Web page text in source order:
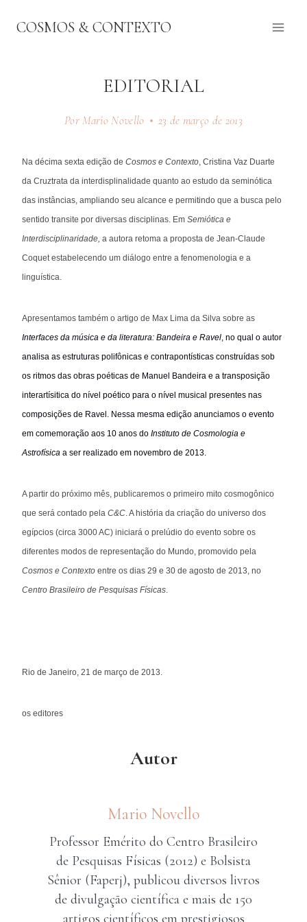
paraCOSMOS & CONTEXTO
EDITORIAL
Por Mario Novello 23 de março de 2013
Na décima sexta edição de Cosmos e Contexto, Cristina Vaz Duarte
da Cruztrata da interdisplinalidade quanto ao estudo da seminótica
das instâncias, ampliando seu alcance e permitindo que a busca pelo
sentido transite por diversas disciplinas. Em Semiótica e
Interdisciplinaridade, a autora retoma a proposta de Jean-Claude
Coquet estabelecendo um diálogo entre a fenomenologia e a
linguística.
Apresentamos também o artigo de Max Lima da Silva sobre as
Interfaces da música e da literatura: Bandeira e Ravel, no qual o autor
analisa as estruturas polifônicas e contrapontísticas construídas sob
os ritmos das obras poéticas de Manuel Bandeira e a transposição
interartísitica do nível poético para o nível musical presentes nas
composições de Ravel. Nessa mesma edição anunciamos o evento
em comemoração aos 10 anos do Instituto de Cosmologia e
Astrofísica a ser realizado em novembro de 2013.
A partir do próximo mês, publicaremos o primeiro mito cosmogônico
que será contado pela C&C. A história da criação do universo dos
egípcios (circa 3000 AC) iniciará o prelúdio do evento sobre os
diferentes modos de representação do Mundo, promovido pela
Cosmos e Contexto entre os dias 29 e 30 de agosto de 2013, no
Centro Brasileiro de Pesquisas Físicas.
Rio de Janeiro, 21 de março de 2013.
os editores
Autor
Mario Novello
Professor Emérito do Centro Brasileiro
de Pesquisas Físicas (2012) e Bolsista
Sênior (Faperj), publicou diversos livros
de divulgação científica e mais de 150
artigos científicos em prestigiosos